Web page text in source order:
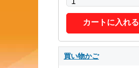
カートに入れる
買い物かご